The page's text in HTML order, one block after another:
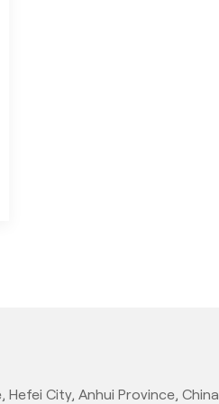
City, Anhui Province, China